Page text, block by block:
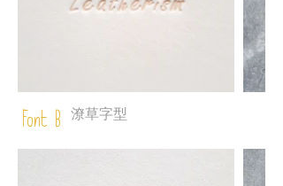
Font B 潦草字型